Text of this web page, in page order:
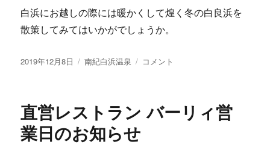
白浜にお越しの際には暖かくして煌く冬の白良浜を
散策してみてはいかがでしょうか。
投
2019年12月8日
カ
ー
南紀白浜温泉
シ
ド
コメント
直営レストラン バーリィ営
業日のお知らせ